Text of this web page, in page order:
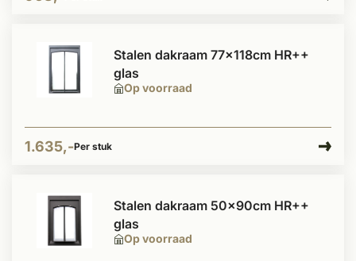
Op voorraad
Stalen dakraam 77x118cm HR++
glas
1.635,-Per stuk
Op voorraad
Stalen dakraam 50x90cm HR++
glas